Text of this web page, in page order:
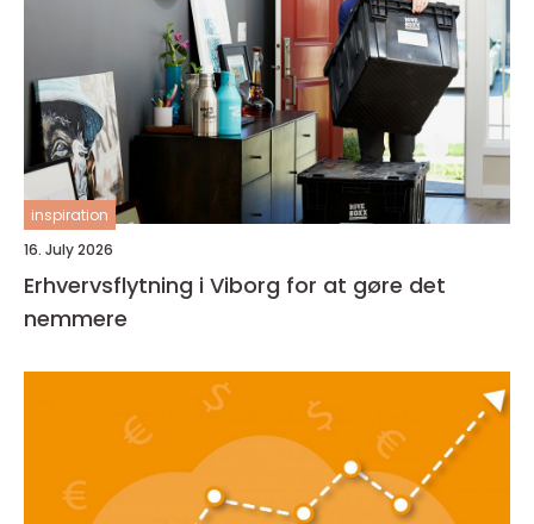
inspiration
16. July 2026
Erhvervsflytning i Viborg for at gøre det
nemmere